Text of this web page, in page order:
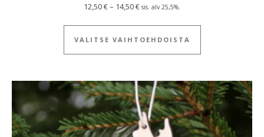
12,50€– 14,50€Hintaluokka: 12,50 € - 14,50 €
sis. alv 25,5%.
VALITSE VAIHTOEHDOISTA
Tällä tuotteella